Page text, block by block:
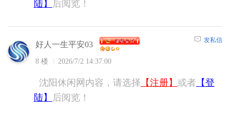
陆】
后阅览！
好人一生平安03
8 楼 2026/7/2 14:37:00
发私信
沈阳休闲网内容，请选择 【注册】 或者 【登
陆】
后阅览！